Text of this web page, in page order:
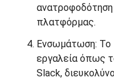
ανατροφοδότηση
πλατφόρμας.
Ενσωμάτωση: Το
εργαλεία όπως
Slack,